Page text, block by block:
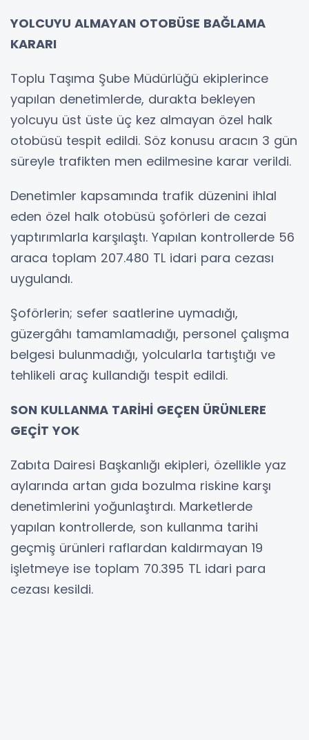
YOLCUYU ALMAYAN OTOBÜSE BAĞLAMA
KARARI
Toplu Taşıma Şube Müdürlüğü ekiplerince
yapılan denetimlerde, durakta bekleyen
yolcuyu üst üste üç kez almayan özel halk
otobüsü tespit edildi. Söz konusu aracın 3 gün
süreyle trafikten men edilmesine karar verildi.
Denetimler kapsamında trafik düzenini ihlal
eden özel halk otobüsü şoförleri de cezai
yaptırımlarla karşılaştı. Yapılan kontrollerde 56
araca toplam 207.480 TL idari para cezası
uygulandı.
Şoförlerin; sefer saatlerine uymadığı,
güzergâhı tamamlamadığı, personel çalışma
belgesi bulunmadığı, yolcularla tartıştığı ve
tehlikeli araç kullandığı tespit edildi.
SON KULLANMA TARİHİ GEÇEN ÜRÜNLERE
GEÇİT YOK
Zabıta Dairesi Başkanlığı ekipleri, özellikle yaz
aylarında artan gıda bozulma riskine karşı
denetimlerini yoğunlaştırdı. Marketlerde
yapılan kontrollerde, son kullanma tarihi
geçmiş ürünleri raflardan kaldırmayan 19
işletmeye ise toplam 70.395 TL idari para
cezası kesildi.